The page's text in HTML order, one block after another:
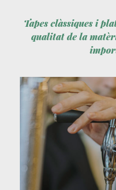
Tapes clàssiques i
qualitat de la